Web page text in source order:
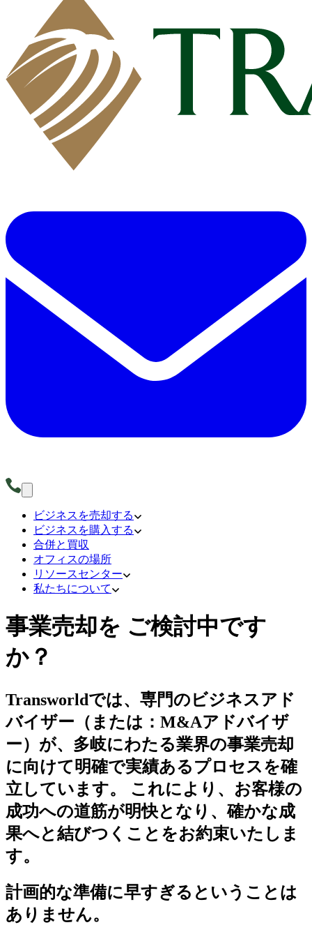
ビジネスを売却する
ビジネスを購入する
合併と買収
オフィスの場所
リソースセンター
私たちについて
事業売却を ご検討中です
か？
Transworldでは、専門のビジネスアド
バイザー（または：M&Aアドバイザ
ー）が、多岐にわたる業界の事業売却
に向けて明確で実績あるプロセスを確
立しています。 これにより、お客様の
成功への道筋が明快となり、確かな成
果へと結びつくことをお約束いたしま
す。
計画的な準備に早すぎるということは
ありません。